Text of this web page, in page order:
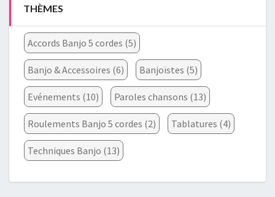
THÈMES
Accords Banjo 5 cordes (5)
Banjo & Accessoires (6) Banjoïstes (5)
Evénements (10) Paroles chansons (13)
Roulements Banjo 5 cordes (2) Tablatures (4)
Techniques Banjo (13)